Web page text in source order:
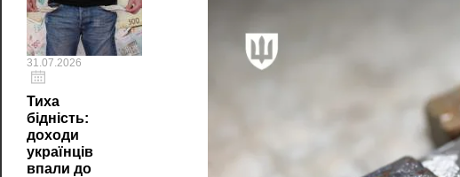
31.07.2026
Тиха
бідність:
доходи
українців
впали до